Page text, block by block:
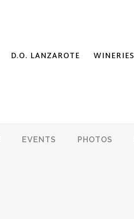
D.O. LANZAROTE WINERIES
EVENTS PHOTOS